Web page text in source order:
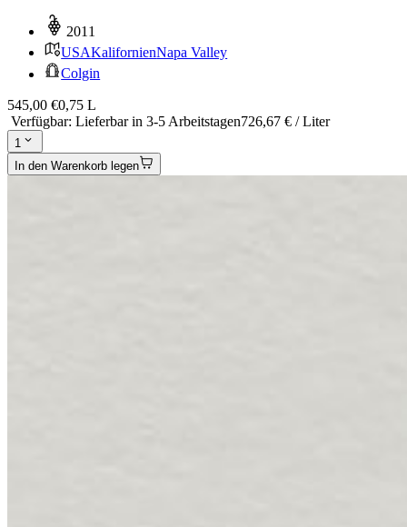
2011
USAKalifornienNapa Valley
Colgin
545,00 €0,75 L
Verfügbar: Lieferbar in 3-5 Arbeitstagen726,67 € / Liter
1
In den Warenkorb legen